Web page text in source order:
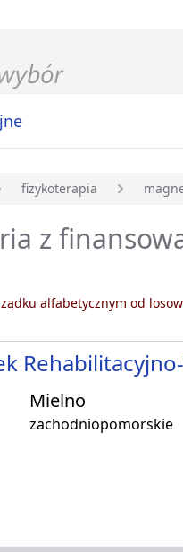
fizykoterapia
z
alfabetycznym od
Mielno
zachodniopomorskie